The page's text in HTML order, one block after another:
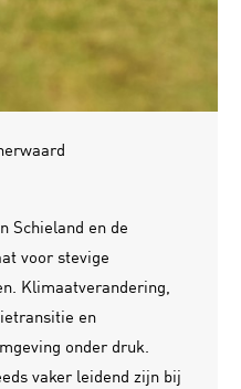
Schieland en de
voor stevige
Klimaatverandering,
en
onder druk.
vaker leidend zijn bij